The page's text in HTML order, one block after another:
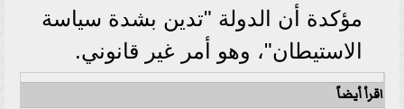
مؤكدة أن الدولة "تدين بشدة سياسة
الاستيطان"، وهو أمر غير قانوني.
اقرأ أيضاً